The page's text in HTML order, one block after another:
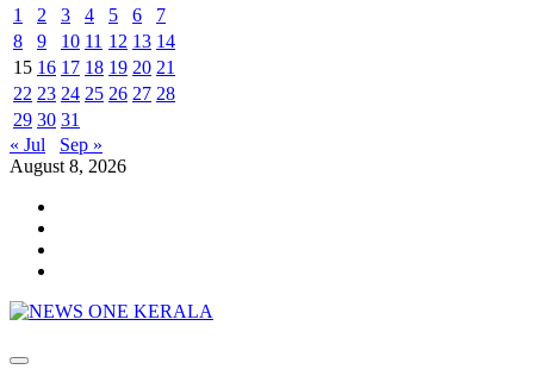
1
2 3 4 5 6
7
8
9 10 11 12 13 14
15 16 17 18 19 20 21
22 23 24 25 26 27 28
29 30 31
« Jul
Sep »
August 8, 2026
Primary